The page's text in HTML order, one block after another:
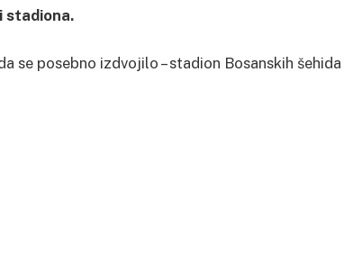
stadiona.
se posebno izdvojilo – stadion Bosanskih